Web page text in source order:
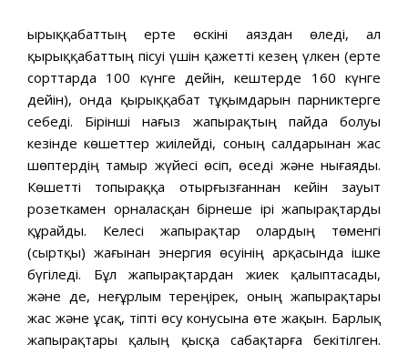
Қырыққабаттың ерте өскіні аяздан өледі, ал
қырыққабаттың пісуі үшін қажетті кезең үлкен (ерте
сорттарда 100 күнге дейін, кештерде 160 күнге
дейін), онда қырыққабат тұқымдарын парниктерге
себеді. Бірінші нағыз жапырақтың пайда болуы
кезінде көшеттер жиілейді, соның салдарынан жас
шөптердің тамыр жүйесі өсіп, өседі және нығаяды.
Көшетті топыраққа отырғызғаннан кейін зауыт
розеткамен орналасқан бірнеше ірі жапырақтарды
құрайды. Келесі жапырақтар олардың төменгі
(сыртқы) жағынан энергия өсуінің арқасында ішке
бүгіледі. Бұл жапырақтардан жиек қалыптасады,
және де, неғұрлым тереңірек, оның жапырақтары
жас және ұсақ, тіпті өсу конусына өте жақын. Барлық
жапырақтары қалың қысқа сабақтарға бекітілген.